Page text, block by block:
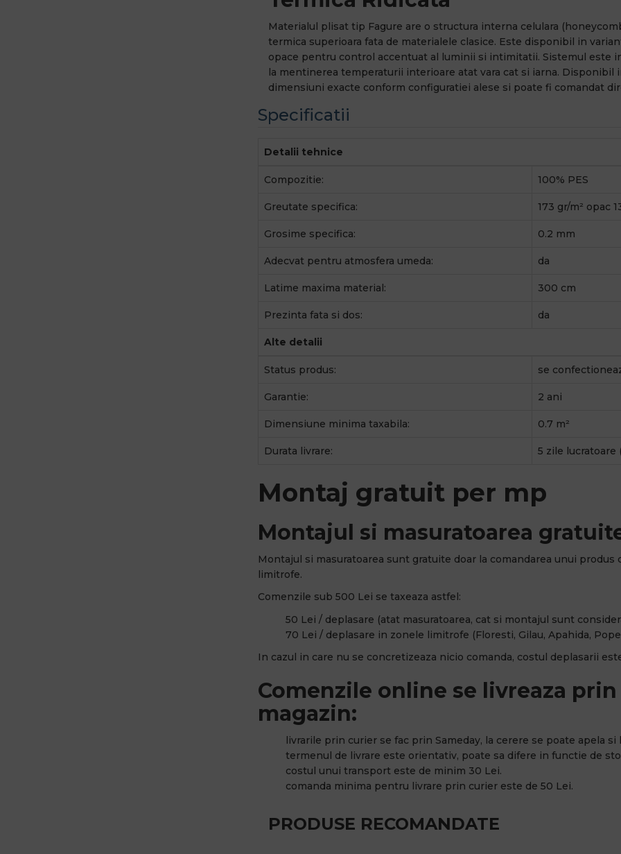
Materialul plisat tip Fagure are o structura interna celulara
termica superioara fata de materialele clasice. Este disponibil in
opace pentru control accentuat al luminii si intimitatii. Sistemul este
la mentinerea temperaturii interioare atat vara cat si iarna. Disponibil
dimensiuni exacte conform configuratiei alese si poate fi comandat
Specificatii
Detalii tehnice
Compozitie: 100% PES
Greutate specifica: 173 gr/m² opac
Grosime specifica: 0.2 mm
Adecvat pentru atmosfera umeda: da
Latime maxima material: 300 cm
Prezinta fata si dos: da
Alte detalii
Status produs: se
Garantie: 2 ani
Dimensiune minima taxabila: 0.7 m²
Durata livrare: 5 zile lucratoare
Montaj gratuit per mp
Montajul si masuratoarea
Montajul si masuratoarea sunt gratuite doar la comandarea unui
limitrofe.
Comenzile sub 500 Lei se taxeaza astfel:
50 Lei / deplasare (atat masuratoarea, cat si montajul sunt
70 Lei / deplasare in zonele limitrofe (Floresti, Gilau, Apahida,
In cazul in care nu se concretizeaza nicio comanda, costul deplasarii
Comenzile online se livreaza
magazin:
livrarile prin curier se fac prin Sameday, la cerere se poate apela si
termenul de livrare este orientativ, poate sa difere in functie de
costul unui transport este de minim 30 Lei.
comanda minima pentru livrare prin curier este de 50 Lei.
PRODUSE RECOMANDATE